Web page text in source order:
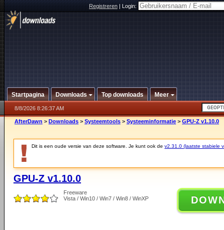
Registreren|Login:
Startpagina Downloads Top downloads Meer
8/8/2026 8:26:37 AM
AfterDawn > Downloads > Systeemtools > Systeeminformatie > GPU-Z v1.10.0
Dit is een oude versie van deze software. Je kunt ook de v2.31.0 (laatste stabiele
GPU-Z v1.10.0
Freeware
Vista / Win10 / Win7 / Win8 / WinXP